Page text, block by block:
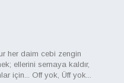
her daim cebi zengin
ellerini semaya kaldır,
için... Off yok, Üff yok...